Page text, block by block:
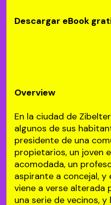
Descargar eBook
Overview
En la ciudad de
algunos de sus
presidente de una
propietarios, un joven
acomodada, un
aspirante a concejal, y
viene a verse alterada
una serie de vecinos,